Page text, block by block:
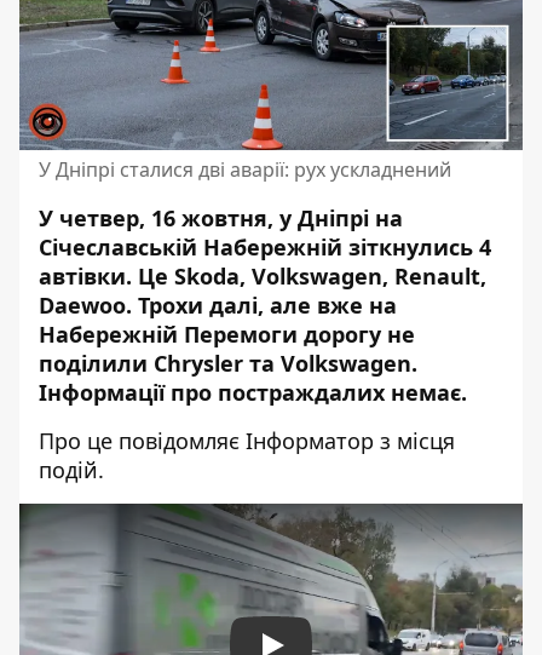
У Дніпрі сталися дві аварії: рух ускладнений
У четвер, 16 жовтня, у Дніпрі на
Січеславській Набережній зіткнулись 4
автівки. Це Skoda, Volkswagen, Renault,
Daewoo. Трохи далі, але вже на
Набережній Перемоги дорогу не
поділили Chrysler та Volkswagen.
Інформації про постраждалих немає.
Про це повідомляє Інформатор з місця
подій.